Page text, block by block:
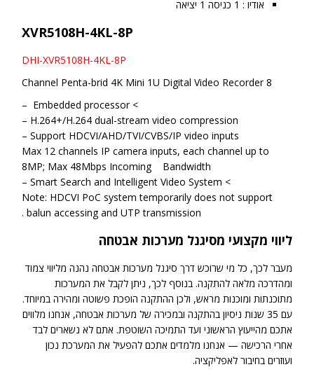
אודיו : 1 כניסה 1 יציאה
XVR5108H-4KL-8P
DHI-XVR5108H-4KL-8P
8 Channel Penta-brid 4K Mini 1U Digital Video Recorder
> Embedded processor –
H.264+/H.264 dual-stream video compression –
Support HDCVI/AHD/TVI/CVBS/IP video inputs –
Max 12 channels IP camera inputs, each channel up to
8MP; Max 48Mbps Incoming Bandwidth
> Smart Search and Intelligent Video System –
Note: HDCVI PoC system temporarily does not support
balun accessing and UTP transmission .
ליווי מקצועי מסיגנל מערכות אבטחה
מעבר לכך, כל מי שרוכש דרך סיגנל מערכות אבטחה נהנה מליווי צמוד
ומהדרכה מלאה להתקנה. בנוסף לכך, ניתן לקבל את המערכות
מתוכנתות ומוכנות מראש, ולכן ההתקנה הופכת פשוטה ומהירה במיוחד.
עם 35 שנות ניסיון בהתקנה ובמכירה של מערכות אבטחה, אנחנו מלווים
אתכם מהייעוץ הראשוני ועד התמיכה השוטפת. אתם לא נשארים לבד
אחרי הרכישה — אנחנו מלמדים אתכם להפעיל את המערכת נכון
ועוזרים בחיבור לאפליקציה.